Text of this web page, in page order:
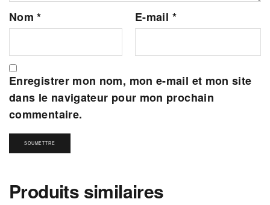
Nom* E-mail *
Enregistrer mon nom, mon e-mail et mon site
dans le navigateur pour mon prochain
commentaire.
Produits similaires